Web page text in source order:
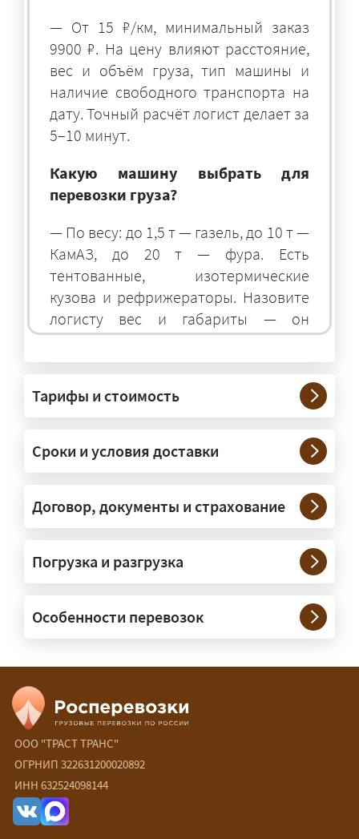
— От 15 ₽/км, минимальный заказ
9900 ₽. На цену влияют расстояние,
вес и объём груза, тип машины и
наличие свободного транспорта на
дату. Точный расчёт логист делает за
5–10 минут.
Какую машину выбрать для
перевозки груза?
— По весу: до 1,5 т — газель, до 10 т —
КамАЗ, до 20 т — фура. Есть
тентованные, изотермические
кузова и рефрижераторы. Назовите
логисту вес и габариты — он
подберёт оптимальный транспорт.
— Штатно — от 100 кг до 20 тонн.
Мелкие партии едут догрузом,
крупные — отдельной машиной.
Тяжеловесы 30–90 т организуем
через проверенных партнёров.
России?
межгородних перевозках по всей
России (от 100 км). Груз едет от
адреса до адреса на одной машине,
Калининград и Крым берём грузы от
500 кг.
Есть ли сборные и попутные
перевозки?
— Да, для небольших грузов это
Тарифы и стоимость
Сроки и условия доставки
Договор, документы и страхование
Погрузка и разгрузка
Особенности перевозок
ООО "ТРАСТ ТРАНС"
ОГРНИП 322631200020892
ИНН 632524098144